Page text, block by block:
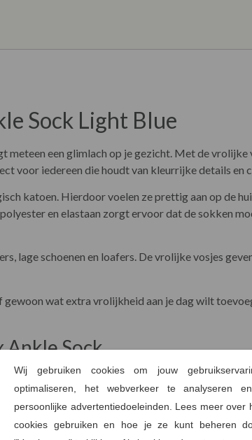
Sock Light Blue
meteen een glimlach op je gezicht. Met de
voor iedereen die houdt van kleurrijke details en
katoen. Hierdoor voelen ze prettig aan op de
en elastaan zorgt ervoor dat de sokken
lage schoenen en loafers. De vrolijke vosjes
wat extra vrolijkheid aan je dag wilt
Sock